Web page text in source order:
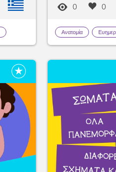
0 0
Ανατομία